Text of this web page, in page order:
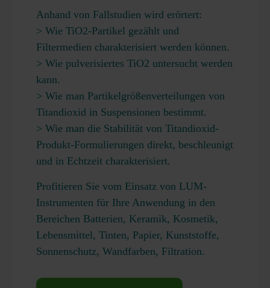
Anhand von Fallstudien wird erörtert:
> Wie TiO2-Partikel gezählt und
Filtermedien charakterisiert werden können.
> Wie pulverisiertes TiO2 untersucht werden
kann.
> Wie man Partikelgrößenverteilungen von
Titandioxid in Suspensionen bestimmt.
> Wie man die Stabilität von Titandioxid-
Produkt-Formulierungen direkt, beschleunigt
und in Echtzeit charakterisiert.
Profitieren Sie vom Einsatz von LUM-
Instrumenten für Ihre Anwendung in den
Bereichen Batterien, Keramik, Kosmetik,
Lebensmittel, Tinten, Papier, Kunststoffe,
Sonnenschutz, Wandfarben, Filtration.